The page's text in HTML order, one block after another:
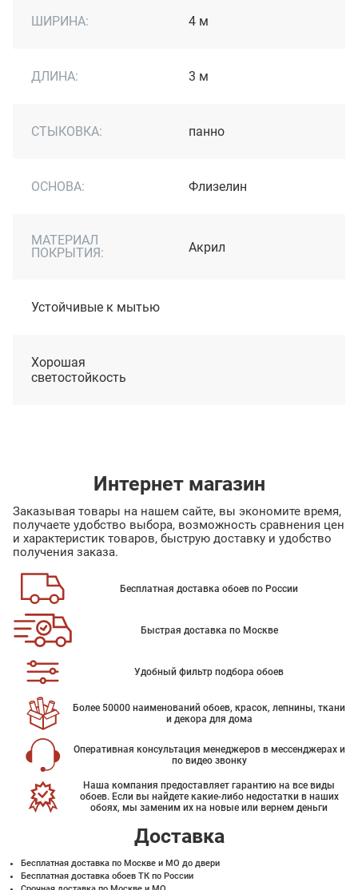
ШИРИНА: 4 м
ДЛИНА: 3 м
СТЫКОВКА: панно
ОСНОВА: Флизелин
МАТЕРИАЛ
ПОКРЫТИЯ:
Акрил
Устойчивые к мытью
Хорошая
светостойкость
Интернет магазин
Заказывая товары на нашем сайте, вы экономите время,
получаете удобство выбора, возможность сравнения цен
и характеристик товаров, быструю доставку и удобство
получения заказа.
Бесплатная доставка обоев по России
Быстрая доставка по Москве
Удобный фильтр подбора обоев
Более 50000 наименований обоев, красок, лепнины, ткани
и декора для дома
Оперативная консультация менеджеров в мессенджерах и
по видео звонку
Наша компания предоставляет гарантию на все виды
обоев. Если вы найдете какие-либо недостатки в наших
обоях, мы заменим их на новые или вернем деньги
Доставка
Бесплатная доставка по Москве и МО до двери
Бесплатная доставка обоев ТК по России